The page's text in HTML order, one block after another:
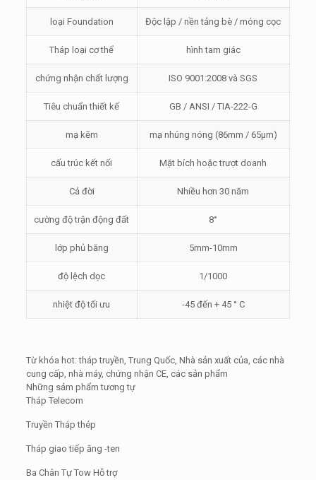
loại Foundation Độc lập / nền tảng bè / móng cọc
Tháp loại cơ thể hình tam giác
chứng nhận chất lượng ISO 9001:2008 và SGS
Tiêu chuẩn thiết kế GB / ANSI / TIA-222-G
mạ kẽm mạ nhúng nóng (86mm / 65μm)
cấu trúc kết nối Mặt bích hoặc trượt doanh
Cả đời Nhiều hơn 30 năm
cường độ trận động đất 8°
lớp phủ băng 5mm-10mm
độ lệch dọc 1/1000
nhiệt độ tối ưu -45 đến + 45 ° C
Từ khóa hot: tháp truyền, Trung Quốc, Nhà sản xuất của, các nhà
cung cấp, nhà máy, chứng nhận CE, các sản phẩm
Những sảm phẩm tương tự
Tháp Telecom
Truyền Tháp thép
Tháp giao tiếp ăng -ten
Ba Chân Tự Tow Hỗ trợ